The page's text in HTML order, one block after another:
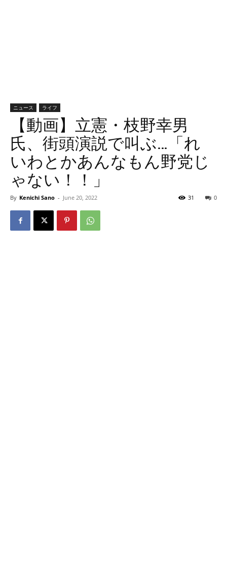
ニュース ライフ
【動画】立憲・枝野幸男
氏、街頭演説で叫ぶ…「れ
いわとかあんなもん野党じ
ゃない！！」
By Kenichi Sano - June 20, 2022 0
31